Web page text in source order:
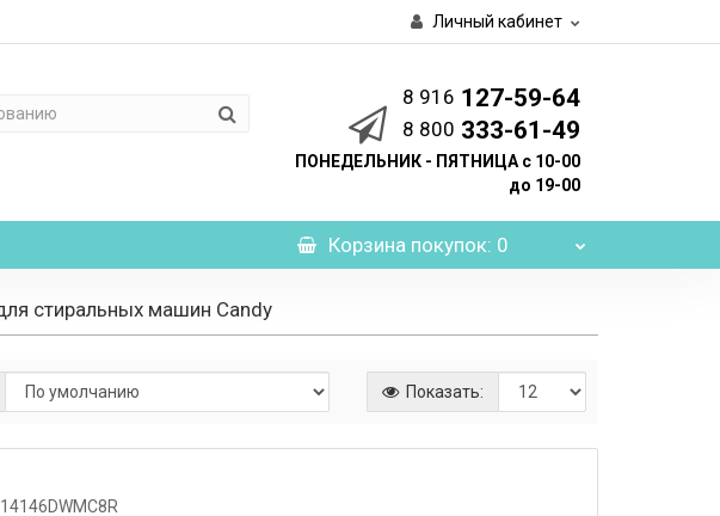
Личный кабинет
8 916 127-59-64
8 800 333-61-49
ПОНЕДЕЛЬНИК - ПЯТНИЦА с 10-00
до 19-00
Корзинапокупок: 0
стиральных машин Candy
Показать: